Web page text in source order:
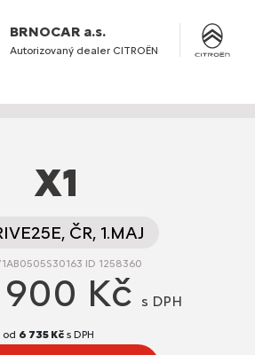
BRNOCAR a.s.
Autorizovaný dealer CITROËN
X1
ČR, 1.MAJ
ID 1258360
Kč s DPH
od 6 735 Kč s DPH